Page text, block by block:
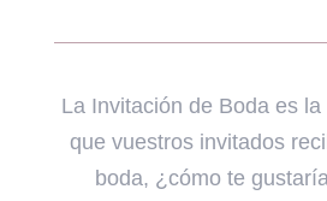
La Invitación de Boda es
que vuestros invitados
boda, ¿cómo te